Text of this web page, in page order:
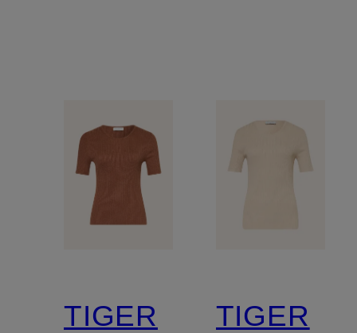
TIGER
TIGER